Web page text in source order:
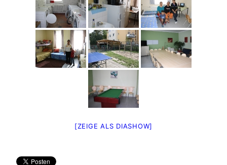
[ZEIGE ALS DIASHOW]